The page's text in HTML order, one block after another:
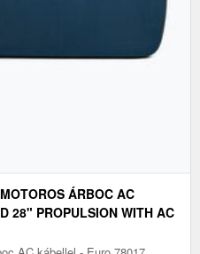
ÁRBOC AC
28" PROPULSION WITH AC